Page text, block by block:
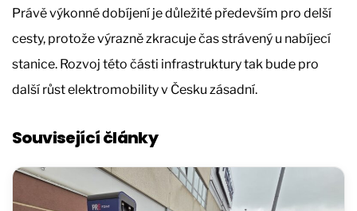
Právě výkonné dobíjení je důležité především pro delší
cesty, protože výrazně zkracuje čas strávený u nabíjecí
stanice. Rozvoj této části infrastruktury tak bude pro
další růst elektromobility v Česku zásadní.
Související články